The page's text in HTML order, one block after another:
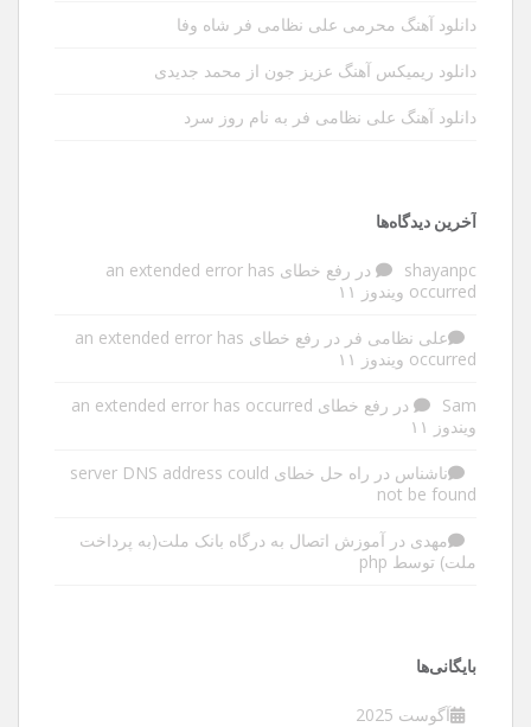
دانلود آهنگ محرمی علی نظامی فر شاه وفا
دانلود ریمیکس آهنگ عزیز جون از محمد جدیدی
دانلود آهنگ علی نظامی فر به نام روز سرد
آخرین دیدگاه‌ها
shayanpc در
رفع خطای an extended error has
occurred ویندوز ۱۱
علی نظامی فر در
رفع خطای an extended error has
occurred ویندوز ۱۱
Sam در
رفع خطای an extended error has occurred
ویندوز ۱۱
ناشناس در
راه حل خطای server DNS address could
not be found
مهدی در آموزش اتصال به درگاه بانک ملت(به پرداخت
ملت) توسط php
بایگانی‌ها
آگوست 2025